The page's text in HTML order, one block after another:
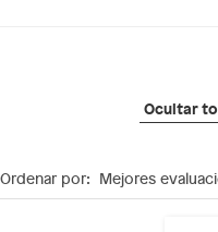
Ocultar
Ordenar por: Mejores